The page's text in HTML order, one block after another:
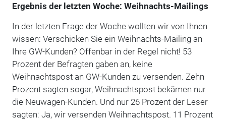
Ergebnis der letzten Woche: Weihnachts-Mailings
In der letzten Frage der Woche wollten wir von Ihnen
wissen: Verschicken Sie ein Weihnachts-Mailing an
Ihre GW-Kunden? Offenbar in der Regel nicht! 53
Prozent der Befragten gaben an, keine
Weihnachtspost an GW-Kunden zu versenden. Zehn
Prozent sagten sogar, Weihnachtspost bekämen nur
die Neuwagen-Kunden. Und nur 26 Prozent der Leser
sagten: Ja, wir versenden Weihnachtspost. 11 Prozent